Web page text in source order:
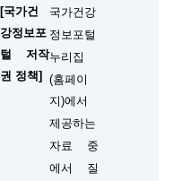
[국가건
강정보포
털 저작
권 정책]
국가건강
정보포털
누리집
(홈페이
지)에서
제공하는
자료 중
에서 질